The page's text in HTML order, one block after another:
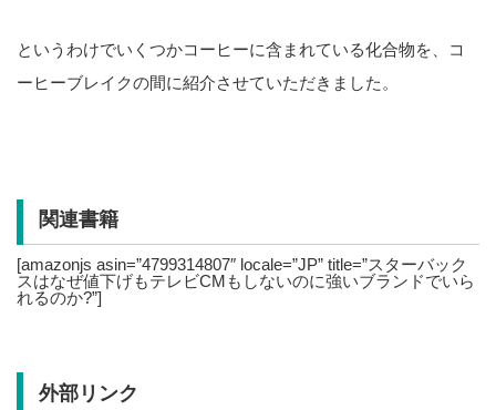
というわけでいくつかコーヒーに含まれている化合物を、コ
ーヒーブレイクの間に紹介させていただきました。
関連書籍
[amazonjs asin=”4799314807″ locale=”JP” title=”スターバック
スはなぜ値下げもテレビCMもしないのに強いブランドでいら
れるのか?”]
外部リンク